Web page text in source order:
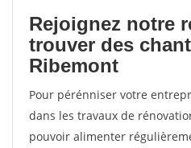
Rejoignez notre
trouver des
Ribemont
Pour pérénniser votre
dans les travaux de
pouvoir alimenter